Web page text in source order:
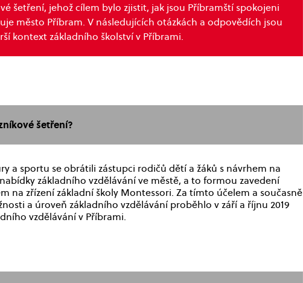
šetření, jehož cílem bylo zjistit, jak jsou Příbramští spokojeni
město Příbram. V následujících otázkách a odpovědích jsou
kontext základního školství v Příbrami.
šetření?
a sportu se obrátili zástupci rodičů dětí a žáků s návrhem na
základního vzdělávání ve městě, a to formou zavedení
na zřízení základní školy Montessori. Za tímto účelem a současně
a úroveň základního vzdělávání proběhlo v září a říjnu 2019
vzdělávání v Příbrami.